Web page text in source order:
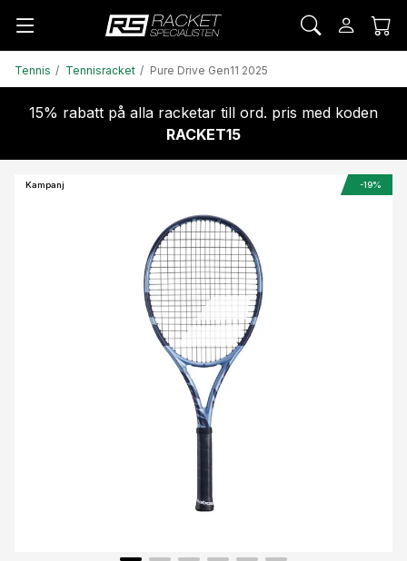
Tennis Tennisracket Pure Drive Gen11 2025
15% rabatt på alla racketar till ord. pris med koden
RACKET15
Kampanj -19%